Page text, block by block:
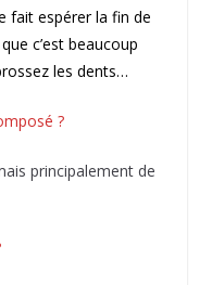
fait espérer la fin de
c’est beaucoup
les dents…
?
principalement de